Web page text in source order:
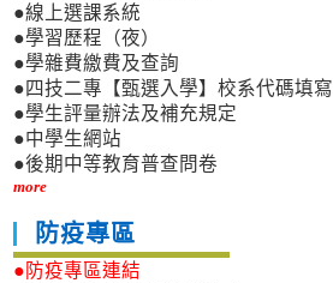
●線上選課系統
●學習歷程（夜）
●學雜費繳費及查詢
●四技二專【甄選入學】校系代碼填寫
●學生評量辦法及補充規定
●中學生網站
●後期中等教育普查問卷
more
防疫專區
●防疫專區連結